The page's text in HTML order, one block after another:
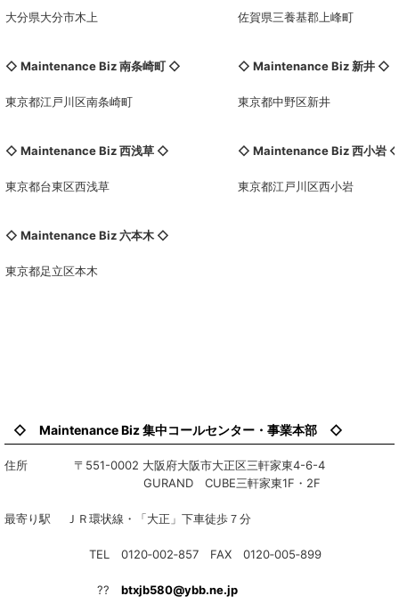
大分県大分市木上 佐賀県三養基郡上峰町
◇ Maintenance Biz南条崎町 ◇
東京都江戸川区南条崎町
◇ Maintenance Biz 新井 ◇
東京都中野区新井
◇ Maintenance Biz 西浅草 ◇
東京都台東区西浅草
◇ Maintenance Biz西小岩
東京都江戸川区西小岩
◇ Maintenance Biz 六本木 ◇
東京都足立区本木
◇ Maintenance Biz 集中コールセンター・事業本部 ◇
住所 〒551-0002 大阪府大阪市大正区三軒家東4-6-4
GURAND CUBE三軒家東1F・2F
最寄り駅 ＪＲ環状線・「大正」下車徒歩７分
TEL 0120‐002‐857 FAX 0120‐005‐899
?? btxjb580@ybb.ne.jp